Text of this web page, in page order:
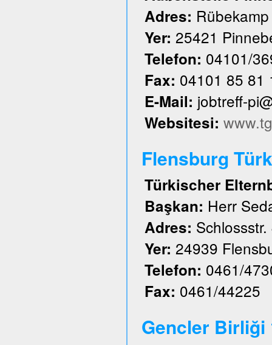
Adres:
Yer: 25421
Telefon: 04101/
Fax: 04101 85 81
E-Mail: jobtreff-
Websitesi:
Flensburg
Türkischer
Başkan: Herr
Adres: Schlossstr.
Yer: 24939
Telefon: 0461/
Fax: 0461/44225
Gencler Birliği